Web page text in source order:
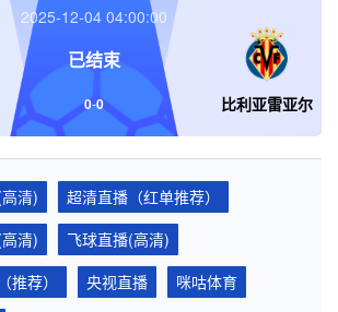
比利亚雷亚尔
2025-12-04 04:00:00
已结束
0-0
清)
超清直播（红单推荐）
清)
飞球直播(高清)
推荐）
央视直播
咪咕体育